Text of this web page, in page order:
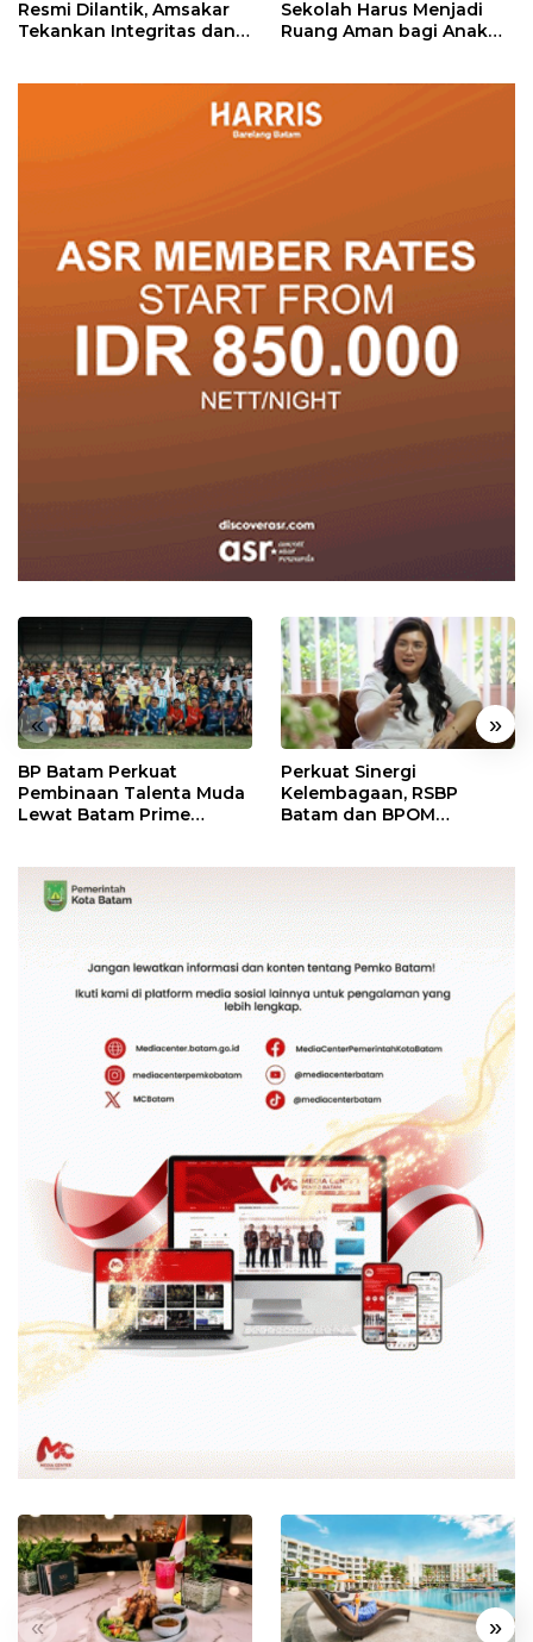
Resmi Dilantik, Amsakar
Tekankan Integritas dan
Sekolah Harus Menjadi
Ruang Aman bagi Anak
« »
BP Batam Perkuat
Pembinaan Talenta Muda
Lewat Batam Prime
Perkuat Sinergi
Kelembagaan, RSBP
Batam dan BPOM
« »